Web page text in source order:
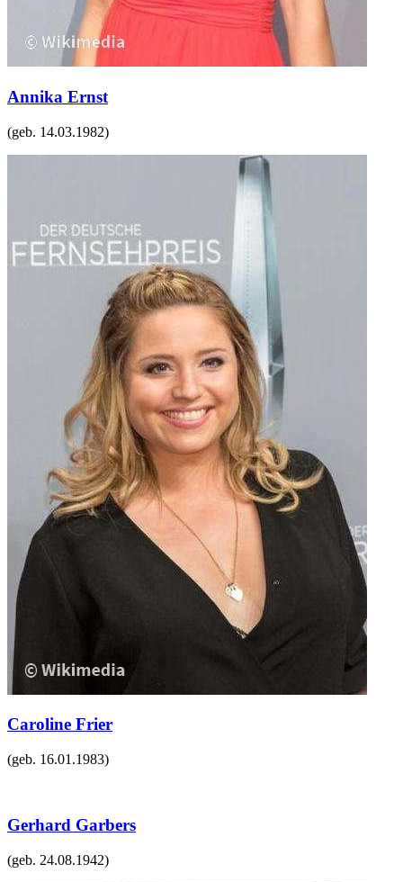
Annika Ernst
(geb. 14.03.1982)
Caroline Frier
(geb. 16.01.1983)
Gerhard Garbers
(geb. 24.08.1942)